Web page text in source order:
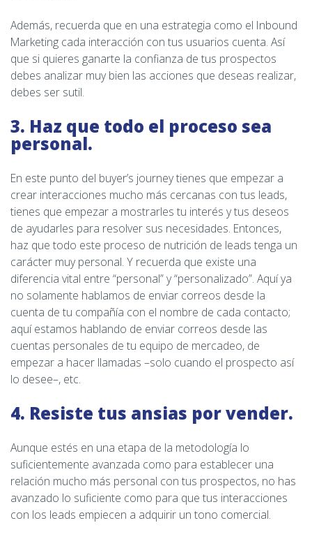
Además, recuerda que en una estrategia como el Inbound
Marketing cada interacción con tus usuarios cuenta. Así
que si quieres ganarte la confianza de tus prospectos
debes analizar muy bien las acciones que deseas realizar,
debes ser sutil.
3. Haz que todo el proceso sea
personal.
En este punto del buyer’s journey tienes que empezar a
crear interacciones mucho más cercanas con tus leads,
tienes que empezar a mostrarles tu interés y tus deseos
de ayudarles para resolver sus necesidades. Entonces,
haz que todo este proceso de nutrición de leads tenga un
carácter muy personal. Y recuerda que existe una
diferencia vital entre “personal” y “personalizado”. Aquí ya
no solamente hablamos de enviar correos desde la
cuenta de tu compañía con el nombre de cada contacto;
aquí estamos hablando de enviar correos desde las
cuentas personales de tu equipo de mercadeo, de
empezar a hacer llamadas –solo cuando el prospecto así
lo desee–, etc.
4. Resiste tus ansias por vender.
Aunque estés en una etapa de la metodología lo
suficientemente avanzada como para establecer una
relación mucho más personal con tus prospectos, no has
avanzado lo suficiente como para que tus interacciones
con los leads empiecen a adquirir un tono comercial.